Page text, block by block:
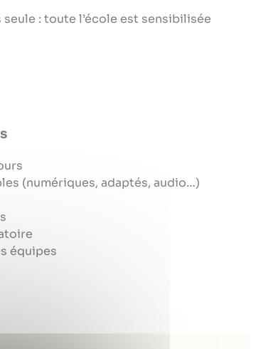
: toute l’école est sensibilisée
(numériques, adaptés, audio…)
équipes